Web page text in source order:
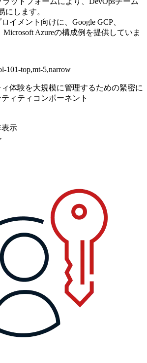
にします。
イメント向けに、Google GCP、
Microsoft Azureの構成例を提供していま
101-top,mt-5,narrow
体験を大規模に管理するための緊密に
ィティコンポーネント
示